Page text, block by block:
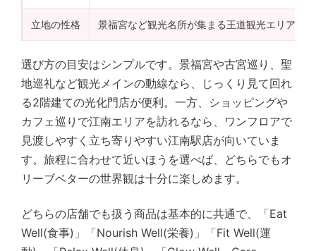
立地の性格 景福宮など観光名所が集まる王道観光エリア
選び方の目安はシンプルです。景福宮や古宮巡り、聖
地巡礼など観光メインの動線なら、じっくり見て回れ
る2階建ての光化門店が便利。一方、ショッピングや
カフェ巡りで江南エリアを訪れるなら、ワンフロアで
見渡しやすく立ち寄りやすい江南駅店が向いていま
す。旅程に合わせて近いほうを選べば、どちらでもオ
リーブベターの世界観は十分に楽しめます。
どちらの店舗でも扱う商品は基本的に共通で、「Eat
Well(食事)」「Nourish Well(栄養)」「Fit Well(運